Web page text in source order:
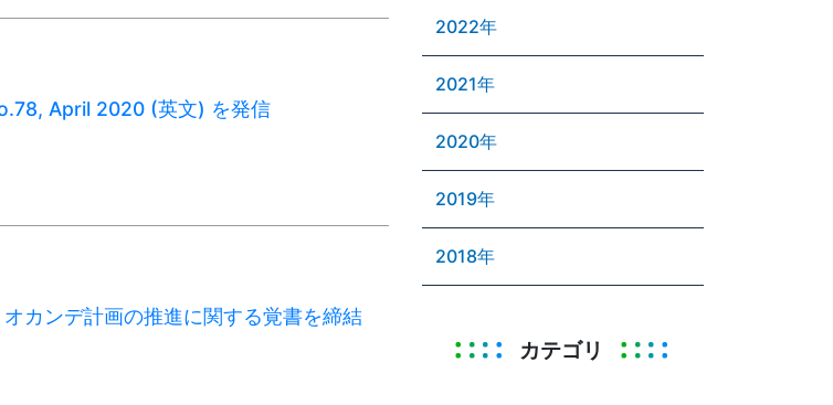
April 2020 (英文) を発信
カンデ計画の推進に関する覚書を締結
2022年
2021年
2020年
2019年
2018年
カテゴリ